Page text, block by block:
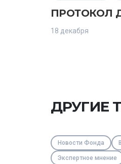
ПРОТОКОЛ
18 декабря
ДРУГИЕ
Новости Фонда
Экспертное мнение